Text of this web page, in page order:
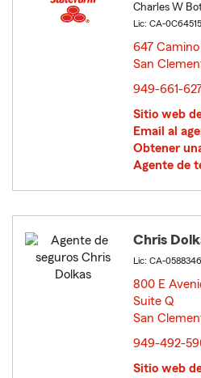
Charles W
Lic: CA-0C64515
647
San
949-661-
Sitio web
Email al
Obtener
Agente de
Chris
Lic: CA-0588346
800 E
Suite Q
San
949-492-
Sitio web